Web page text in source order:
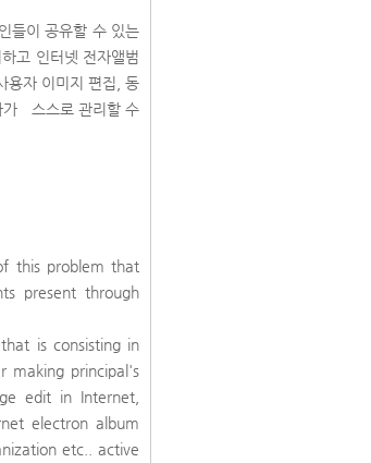
들이 공유할 수 있는
고 인터넷 전자앨범
용자 이미지 편집, 동
가 스스로 관리할 수
this problem that
present through
is consisting in
making principal's
edit in Internet,
electron album
etc.. active